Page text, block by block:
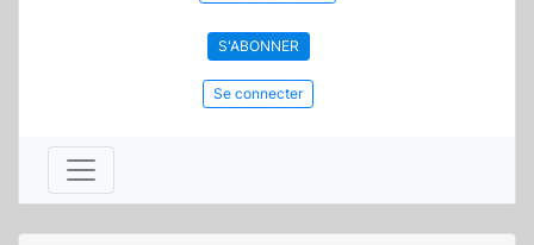
S'ABONNER
Se connecter